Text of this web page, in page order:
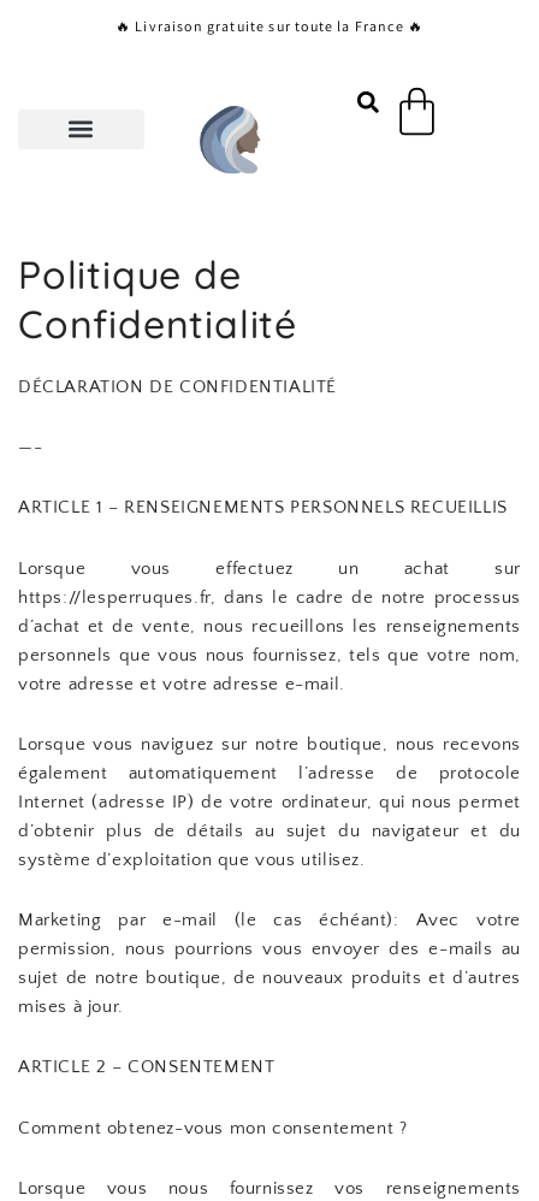
🔥 Livraison gratuite sur toute la France 🔥
Panier
Politique de
Confidentialité
DÉCLARATION DE CONFIDENTIALITÉ
—-
ARTICLE 1 – RENSEIGNEMENTS PERSONNELS RECUEILLIS
Lorsque vous effectuez un achat sur
https://lesperruques.fr, dans le cadre de notre processus
d’achat et de vente, nous recueillons les renseignements
personnels que vous nous fournissez, tels que votre nom,
votre adresse et votre adresse e-mail.
Lorsque vous naviguez sur notre boutique, nous recevons
également automatiquement l’adresse de protocole
Internet (adresse IP) de votre ordinateur, qui nous permet
d’obtenir plus de détails au sujet du navigateur et du
système d’exploitation que vous utilisez.
Marketing par e-mail (le cas échéant): Avec votre
permission, nous pourrions vous envoyer des e-mails au
sujet de notre boutique, de nouveaux produits et d’autres
mises à jour.
ARTICLE 2 – CONSENTEMENT
Comment obtenez-vous mon consentement ?
Lorsque vous nous fournissez vos renseignements